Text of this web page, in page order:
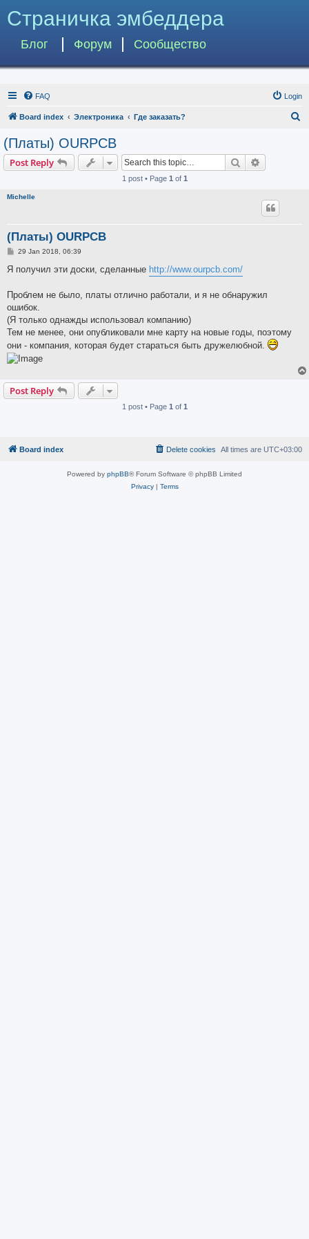
Страничка эмбеддера
Блог Форум Сообщество
FAQ Login
Board index Электроника Где заказать?
(Платы) OURPCB
Post Reply Search
1 post • Page 1 of 1
Michelle
(Платы) OURPCB
P
s
29 Jan 2018, 06:39
Я получил эти доски, сделанные http://www.ourpcb.com/
Проблем не было, платы отлично работали, и я не обнаружил
ошибок.
(Я только однажды использовал компанию)
Тем не менее, они опубликовали мне карту на новые годы, поэтому
они - компания, которая будет стараться быть дружелюбной.
Post Reply
1 post • Page 1 of 1
Board index All times are UTC+03:00
Delete cookies
Powered by phpBB® Forum Software © phpBB Limited
Privacy| Terms